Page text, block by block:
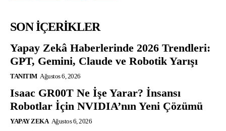
SON İÇERİKLER
Yapay Zekâ Haberlerinde 2026 Trendleri:
GPT, Gemini, Claude ve Robotik Yarışı
TANITIM Ağustos 6, 2026
Isaac GR00T Ne İşe Yarar? İnsansı
Robotlar İçin NVIDIA’nın Yeni Çözümü
YAPAY ZEKA Ağustos 6, 2026